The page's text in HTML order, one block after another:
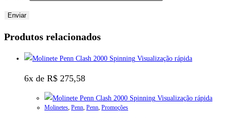
Produtos relacionados
Visualização rápida
6x de R$ 275,58
Visualização rápida
Molinetes, Penn, Penn, Promoções